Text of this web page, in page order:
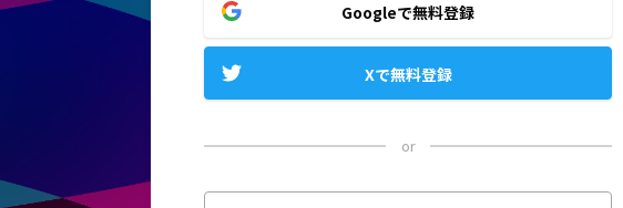
Googleで無料登録
Xで無料登録
or